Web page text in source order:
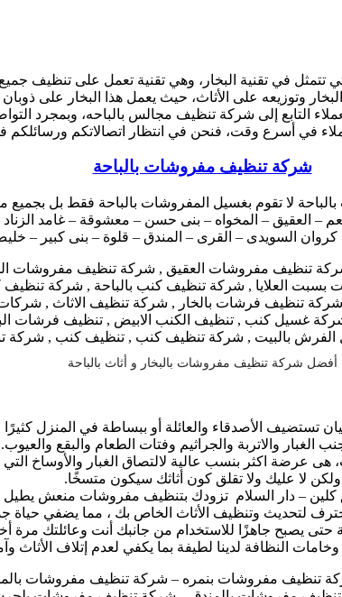
تتمثل في تقنية البخار، وهي تقنية تعمل على تنظيف
وتوزيعه على الأثاث، حيث يعمل هذا البخار على
التابع إلى شركة تنظيف مجالس بالباحه، وبمجرد
في أسرع وقت، فنحن في انتظار اتصالاتكم ورسائلكم
شركة تنظيف مفروشات بالباحة
لا تقوم بغسيل المفروشات بالباحة فقط بل بجميع
العقيق – المخواه – بنى حسن – معشوقة – غامد الزناد
كروان السويدى – القرى – المندق – قلوة – بنى كبير –
أفضل شركة تنظيف مفروشات بالبخار و أثاث بالباحة
تستضيف الأصدقاء والعائلة أو ببساطة في المنزل
الغبار والاتربة والجراثيم وفتات الطعام والبقع والعيوب.
عرضة اكثر بنسب عالية لالتصاق الغبار والأوساخ التي
ولكن لا عليك ولا تقلق كون أثاثك سيكون متسخًا.
كلين – دار السلام تزودك بتنظيف مفروشات منعش
لتحديث وتنظيف الأثاث الخاص بك ، مما يضفي حياة
يصبح جاهزًا للاستخدام من جانبك أنت وعائلتك
النظافة لدينا لطيفة بما يكفي لعدم إتلاف الأثاث
تنظيف مفروشات بنمره – شركة تنظيف مفروشات